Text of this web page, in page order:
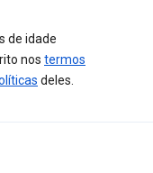
de idade
nos termos
deles.